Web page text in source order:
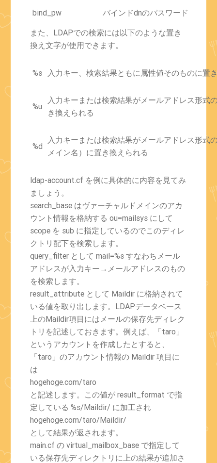
bind_pw バインドdnのパスワード
また、LDAPでの検索には以下のような置き
換え文字が使用できます。
%s 入力キー、検索結果ともに属性値そのものに置
%u
入力キーまたは検索結果がメールアドレス形式
き換えられる
%d
入力キーまたは検索結果がメールアドレス形式
メイン名）に置き換えられる
ldap-account.cf を例に具体的に内容を見てみ
ましょう。
search_base はヴァーチャルドメインのアカ
ウント情報を格納する ou=mailsys にして
scope を sub に指定しているのでこのディレ
クトリ配下を検索します。
query_filter として mail=%s すなわちメール
アドレスが入力キー→メールアドレスのもの
を検索します。
result_attribute として Maildir に格納されて
いる値を取り出します。LDAPデータベース
上のMaildir項目にはメールの保存先ディレク
トリを記述しておきます。例えば、「taro」
というアカウントを作成したとすると、
「taro」のアカウント情報の Maildir 項目に
は
hogehoge.com/taro
と記述します。この値が result_format で指
定している %s/Maildir/ に加工され
hogehoge.com/taro/Maildir/
として結果が返されます。
main.cf の virtual_mailbox_base で指定して
いる保存先ディレクトリに上の結果が追加さ